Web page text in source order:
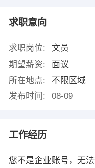
求职意向
求职岗位:
文员
期望薪资:
面议
所在地点:
不限区域
发布时间:
08-09
工作经历
您不是企业账号，无